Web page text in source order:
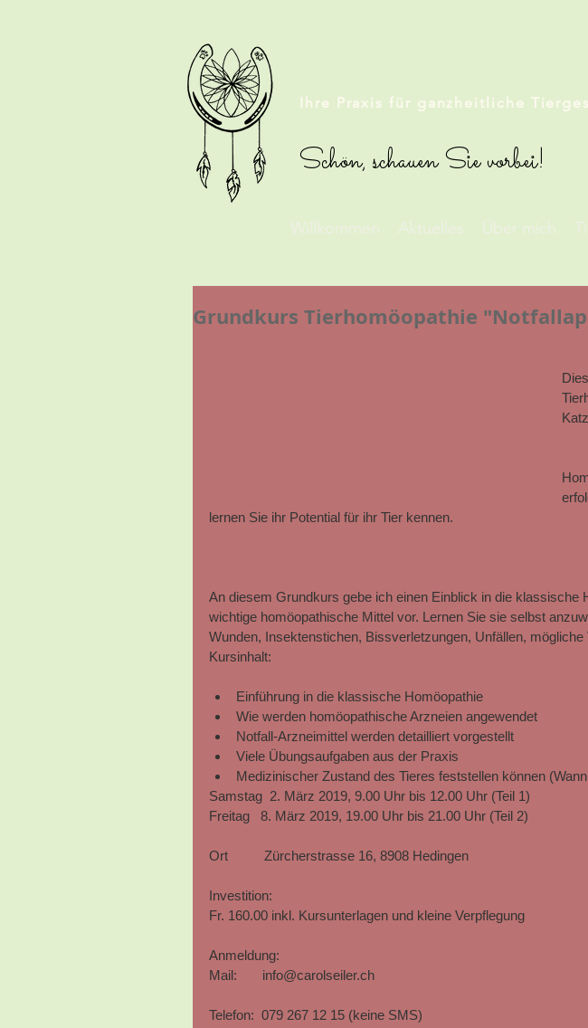
Ihre Praxis für ganzheitliche
Schön, schauen Sie vorbei!
Willkommen Aktuelles Über mich
Grundkurs Tierhomöopathie
lernen Sie ihr Potential für ihr Tier kennen.
An diesem Grundkurs gebe ich einen Einblick in die klassische
wichtige homöopathische Mittel vor. Lernen Sie sie selbst
Wunden, Insektenstichen, Bissverletzungen, Unfällen, mögliche
Kursinhalt:
Einführung in die klassische Homöopathie
Wie werden homöopathische Arzneien angewendet
Notfall-Arzneimittel werden detailliert vorgestellt
Viele Übungsaufgaben aus der Praxis
Medizinischer Zustand des Tieres feststellen können
Samstag  2. März 2019, 9.00 Uhr bis 12.00 Uhr (Teil 1)
Freitag   8. März 2019, 19.00 Uhr bis 21.00 Uhr (Teil 2)
Ort          Zürcherstrasse 16, 8908 Hedingen
Investition:
Fr. 160.00 inkl. Kursunterlagen und kleine Verpflegung
Anmeldung:
Mail:       info@carolseiler.ch
Telefon:  079 267 12 15 (keine SMS)